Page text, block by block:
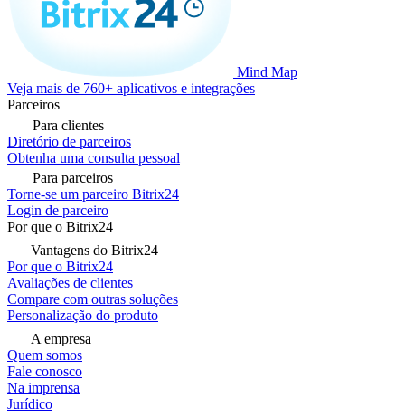
Mind Map
Veja mais de 760+ aplicativos e integrações
Parceiros
Para clientes
Diretório de parceiros
Obtenha uma consulta pessoal
Para parceiros
Torne-se um parceiro Bitrix24
Login de parceiro
Por que o Bitrix24
Vantagens do Bitrix24
Por que o Bitrix24
Avaliações de clientes
Compare com outras soluções
Personalização do produto
A empresa
Quem somos
Fale conosco
Na imprensa
Jurídico